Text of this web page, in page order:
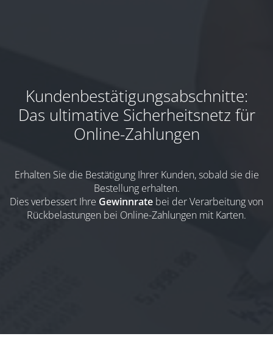
Kundenbestätigungsabschnitte:
Das ultimative Sicherheitsnetz für
Online-Zahlungen
Erhalten Sie die Bestätigung Ihrer Kunden,sobald sie die
Bestellung erhalten.
Dies verbessert Ihre Gewinnrate bei der Verarbeitung von
Rückbelastungen bei Online-Zahlungen mit Karten.